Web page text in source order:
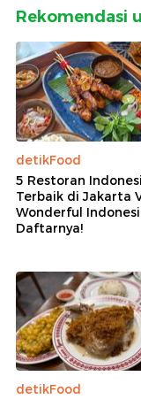
Rekomendasi
detikFood
5 Restoran
Terbaik di Jakarta
Wonderful
Daftarnya!
detikFood